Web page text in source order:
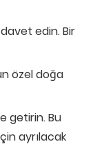
edin. Bir
özel doğa
getirin. Bu
ayrılacak